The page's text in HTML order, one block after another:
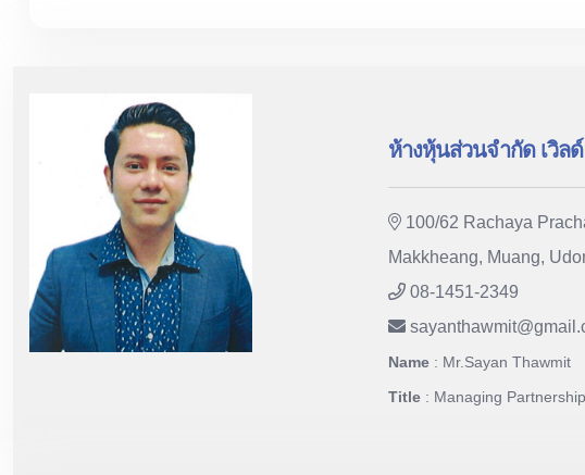
ห้างหุ้นส่วนจำกัด เวิล
100/62 Rachaya
Makkheang, Muang,
08-1451-2349
sayanthawmit@
Name : Mr.Sayan Thawmit
Title : Managing Partnership